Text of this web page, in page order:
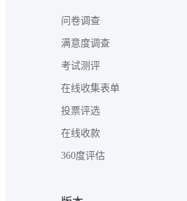
问卷调查
满意度调查
考试测评
在线收集表单
投票评选
在线收款
360度评估